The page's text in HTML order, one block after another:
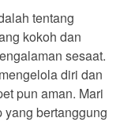
tentang
kokoh dan
sesaat.
diri dan
pun aman. Mari
yang bertanggung